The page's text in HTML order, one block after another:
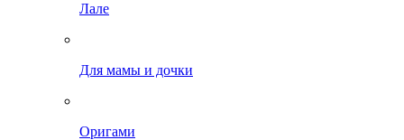
Лале
Для мамы и дочки
Оригами